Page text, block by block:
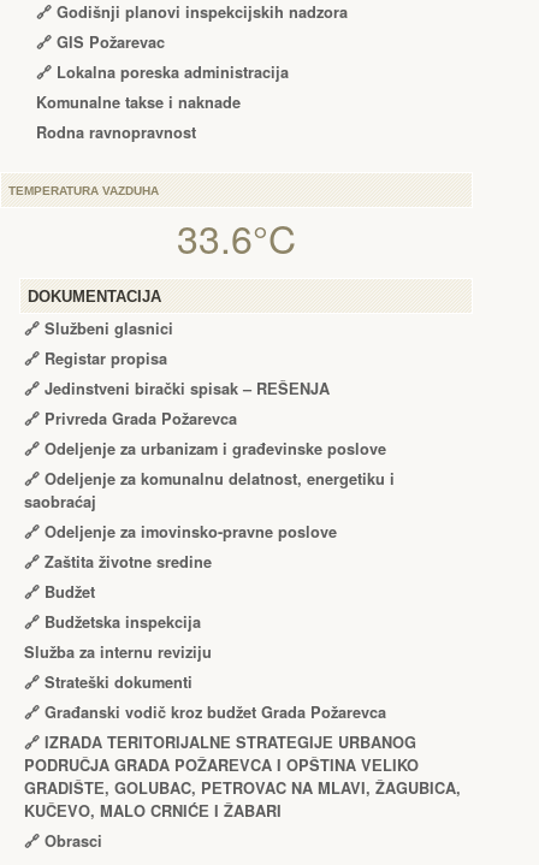
🔗 Godišnji planovi inspekcijskih nadzora
🔗 GIS Požarevac
🔗 Lokalna poreska administracija
Komunalne takse i naknade
Rodna ravnopravnost
TEMPERATURA VAZDUHA
33.6°C
DOKUMENTACIJA
🔗 Službeni glasnici
🔗 Registar propisa
🔗 Jedinstveni birački spisak – RЕŠЕNJA
🔗 Privreda Grada Požarevca
🔗 Odeljenje za urbanizam i građevinske poslove
🔗 Odeljenje za komunalnu delatnost, energetiku i
saobraćaj
🔗 Odeljenje za imovinsko-pravne poslove
🔗 Zaštita životne sredine
🔗 Budžet
🔗 Budžetska inspekcija
Služba za internu reviziju
🔗 Strateški dokumenti
🔗 Građanski vodič kroz budžet Grada Požarevca
🔗 IZRADA TЕRITORIJALNЕ STRATЕGIJЕ URBANOG
PODRUČJA GRADA POŽARЕVCA I OPŠTINA VЕLIKO
GRADIŠTЕ, GOLUBAC, PЕTROVAC NA MLAVI, ŽAGUBICA,
KUČЕVO, MALO CRNIĆЕ I ŽABARI
🔗 Obrasci